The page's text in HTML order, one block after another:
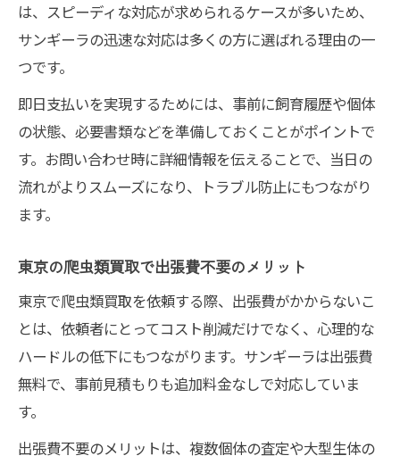
は、スピーディな対応が求められるケースが多いため、
サンギーラの迅速な対応は多くの方に選ばれる理由の一
つです。
即日支払いを実現するためには、事前に飼育履歴や個体
の状態、必要書類などを準備しておくことがポイントで
す。お問い合わせ時に詳細情報を伝えることで、当日の
流れがよりスムーズになり、トラブル防止にもつながり
ます。
東京の爬虫類買取で出張費不要のメリット
東京で爬虫類買取を依頼する際、出張費がかからないこ
とは、依頼者にとってコスト削減だけでなく、心理的な
ハードルの低下にもつながります。サンギーラは出張費
無料で、事前見積もりも追加料金なしで対応していま
す。
出張費不要のメリットは、複数個体の査定や大型生体の